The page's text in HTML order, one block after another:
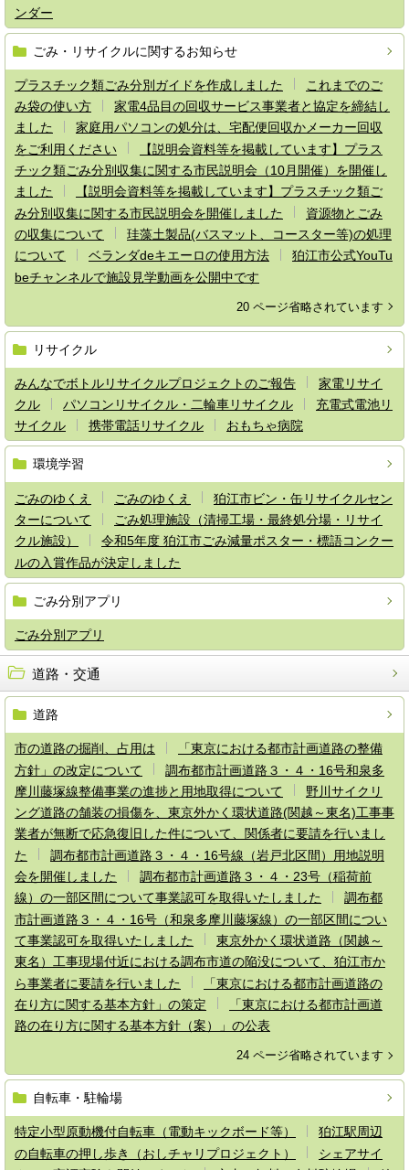
ンダー
ごみ・リサイクルに関するお知らせ
プラスチック類ごみ分別ガイドを作成しました
これまでのご
み袋の使い方
家電4品目の回収サービス事業者と協定を締結し
ました
家庭用パソコンの処分は、宅配便回収かメーカー回収
をご利用ください
【説明会資料等を掲載しています】プラス
チック類ごみ分別収集に関する市民説明会（10月開催）を開催し
ました
【説明会資料等を掲載しています】プラスチック類ご
み分別収集に関する市民説明会を開催しました
資源物とごみ
の収集について
珪藻土製品(バスマット、コースター等)の処理
について
ベランダdeキエーロの使用方法
狛江市公式YouTu
beチャンネルで施設見学動画を公開中です
20 ページ省略されています
リサイクル
みんなでボトルリサイクルプロジェクトのご報告
家電リサイ
クル
パソコンリサイクル・二輪車リサイクル
充電式電池リ
サイクル
携帯電話リサイクル おもちゃ病院
環境学習
ごみのゆくえ ごみのゆくえ
狛江市ビン・缶リサイクルセン
ターについて
ごみ処理施設（清掃工場・最終処分場・リサイ
クル施設）
令和5年度 狛江市ごみ減量ポスター・標語コンクー
ルの入賞作品が決定しました
ごみ分別アプリ
ごみ分別アプリ
道路・交通
道路
市の道路の掘削、占用は
「東京における都市計画道路の整備
方針」の改定について
調布都市計画道路３・４・16号和泉多
摩川藤塚線整備事業の進捗と用地取得について
野川サイクリ
ング道路の舗装の損傷を、東京外かく環状道路(関越～東名)工事事
業者が無断で応急復旧した件について、関係者に要請を行いまし
た
調布都市計画道路３・４・16号線（岩戸北区間）用地説明
会を開催しました
調布都市計画道路３・４・23号（稲荷前
線）の一部区間について事業認可を取得いたしました
調布都
市計画道路３・４・16号（和泉多摩川藤塚線）の一部区間につい
て事業認可を取得いたしました
東京外かく環状道路（関越～
東名）工事現場付近における調布市道の陥没について、狛江市か
ら事業者に要請を行いました
「東京における都市計画道路の
在り方に関する基本方針」の策定
「東京における都市計画道
路の在り方に関する基本方針（案）」の公表
24 ページ省略されています
自転車・駐輪場
特定小型原動機付自転車（電動キックボード等）
狛江駅周辺
の自転車の押し歩き（おしチャリプロジェクト）
シェアサイ